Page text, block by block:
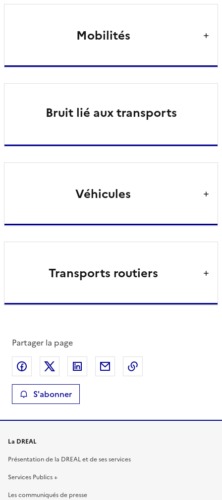
Mobilités
Bruit lié aux transports
Véhicules
Transports routiers
Partager la page
Partager sur Facebook
Partager sur XPartager sur LinkedIn
Partager par email
S'abonner
La DREAL
Présentation de la DREAL et de ses services
Services Publics +
Les communiqués de presse